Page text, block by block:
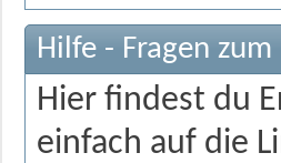
Hilfe - Fragen zum
Hier findest du
einfach auf die